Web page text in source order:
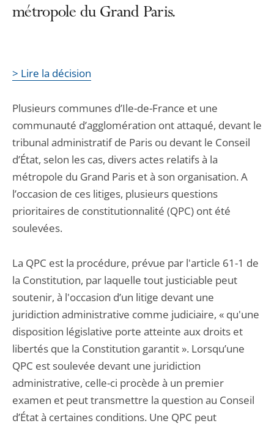
métropole du Grand Paris.
> Lire la décision
Plusieurs communes d’Ile-de-France et une
communauté d’agglomération ont attaqué, devant le
tribunal administratif de Paris ou devant le Conseil
d’État, selon les cas, divers actes relatifs à la
métropole du Grand Paris et à son organisation. A
l’occasion de ces litiges, plusieurs questions
prioritaires de constitutionnalité (QPC) ont été
soulevées.
La QPC est la procédure, prévue par l'article 61-1 de
la Constitution, par laquelle tout justiciable peut
soutenir, à l'occasion d’un litige devant une
juridiction administrative comme judiciaire, « qu'une
disposition législative porte atteinte aux droits et
libertés que la Constitution garantit ». Lorsqu’une
QPC est soulevée devant une juridiction
administrative, celle-ci procède à un premier
examen et peut transmettre la question au Conseil
d’État à certaines conditions. Une QPC peut